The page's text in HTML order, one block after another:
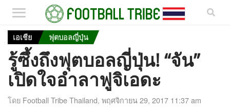
เอเชีย ฟุตบอลญี่ปุ่น
รู้ซึ้งถึงฟุตบอลญี่ปุ่น! “จัน”
เปิดใจอำลาฟูจิเอดะ
โดย Football Tribe Thailand, พฤศจิกายน 29, 2017 11:37 am